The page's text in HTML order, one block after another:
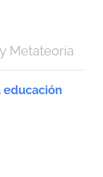
Metateoría
educación